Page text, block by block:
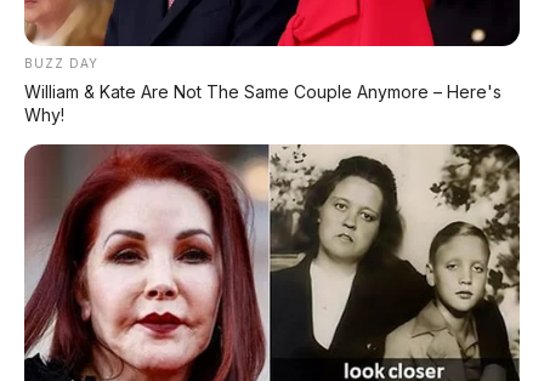
PROMO TERBATAS!
Voucher Belanja Rp 100.000 AMBIL >
REKOMENDASI UNTUK ANDA
⚡ Chery Tiggo 5 Sport: SUV Kompak
Sporty 156 HP dengan Chip Snapdragon
8155
BUZZ DAY
William & Kate Are Not The Same Couple Anymore – Here's
Why!